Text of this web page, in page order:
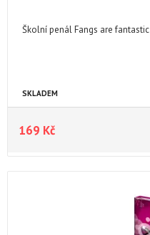
Školní penál Fangs are fantastic
SKLADEM
169 Kč